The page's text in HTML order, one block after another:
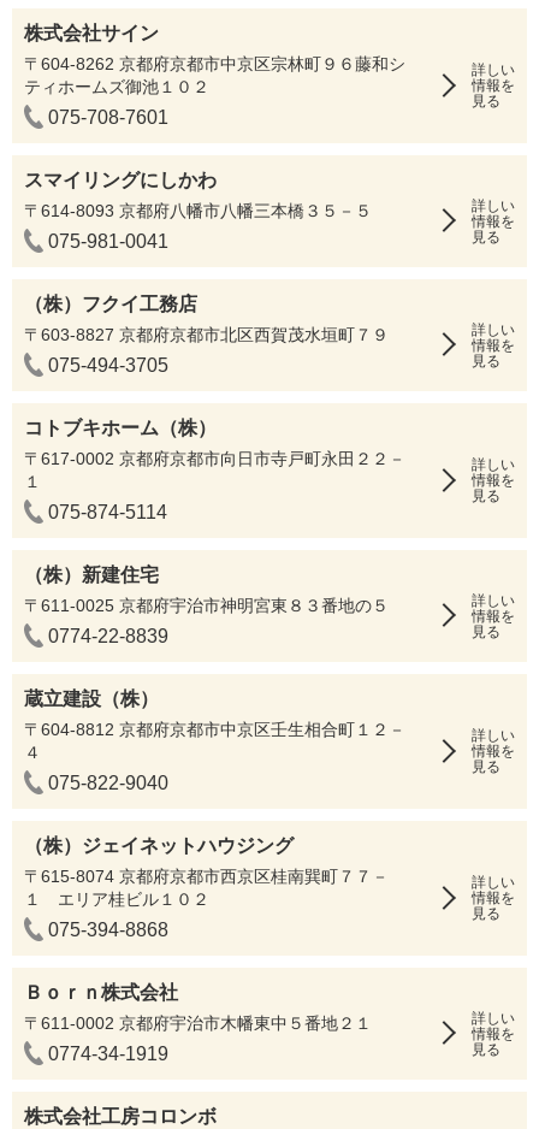
株式会社サイン
〒604-8262 京都府京都市中京区宗林町９６藤和シ
ティホームズ御池１０２
075-708-7601
詳しい
情報を
見る
スマイリングにしかわ
〒614-8093 京都府八幡市八幡三本橋３５－５
075-981-0041
詳しい
情報を
見る
（株）フクイ工務店
〒603-8827 京都府京都市北区西賀茂水垣町７９
075-494-3705
詳しい
情報を
見る
コトブキホーム（株）
〒617-0002 京都府京都市向日市寺戸町永田２２－
１
075-874-5114
詳しい
情報を
見る
（株）新建住宅
〒611-0025 京都府宇治市神明宮東８３番地の５
0774-22-8839
詳しい
情報を
見る
蔵立建設（株）
〒604-8812 京都府京都市中京区壬生相合町１２－
４
075-822-9040
詳しい
情報を
見る
（株）ジェイネットハウジング
〒615-8074 京都府京都市西京区桂南巽町７７－
１ エリア桂ビル１０２
075-394-8868
詳しい
情報を
見る
Ｂｏｒｎ株式会社
〒611-0002 京都府宇治市木幡東中５番地２１
0774-34-1919
詳しい
情報を
見る
株式会社工房コロンボ